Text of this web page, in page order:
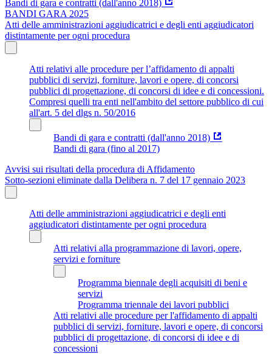
Bandi di gara e contratti (dall'anno 2018)
BANDI GARA 2025
Atti delle amministrazioni aggiudicatrici e degli enti aggiudicatori
distintamente per ogni procedura
Atti relativi alle procedure per l’affidamento di appalti
pubblici di servizi, forniture, lavori e opere, di concorsi
pubblici di progettazione, di concorsi di idee e di concessioni.
Compresi quelli tra enti nell'ambito del settore pubblico di cui
all'art. 5 del dlgs n. 50/2016
Bandi di gara e contratti (dall'anno 2018)
Bandi di gara (fino al 2017)
Avvisi sui risultati della procedura di Affidamento
Sotto-sezioni eliminate dalla Delibera n. 7 del 17 gennaio 2023
Atti delle amministrazioni aggiudicatrici e degli enti
aggiudicatori distintamente per ogni procedura
Atti relativi alla programmazione di lavori, opere,
servizi e forniture
Programma biennale degli acquisiti di beni e
servizi
Programma triennale dei lavori pubblici
Atti relativi alle procedure per l'affidamento di appalti
pubblici di servizi, forniture, lavori e opere, di concorsi
pubblici di progettazione, di concorsi di idee e di
concessioni